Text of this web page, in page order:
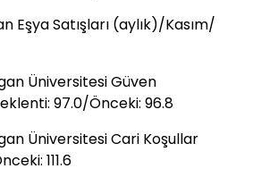
Eşya Satışları (aylık)/Kasım/
Üniversitesi Güven
97.0/Önceki: 96.8
Üniversitesi Cari Koşullar
111.6